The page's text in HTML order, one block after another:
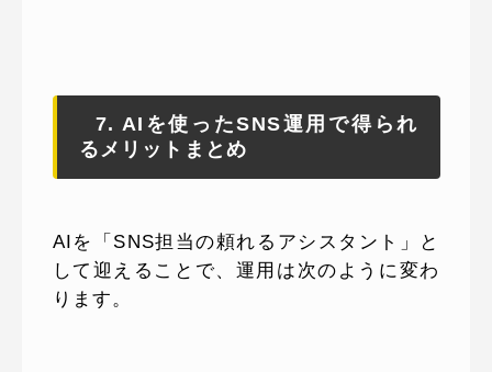
7. AIを使ったSNS運用で得られ
るメリットまとめ
AIを「SNS担当の頼れるアシスタント」と
して迎えることで、運用は次のように変わ
ります。